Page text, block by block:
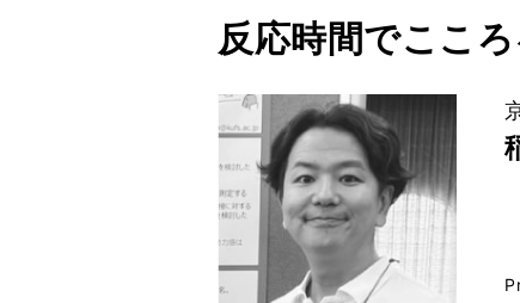
反応時間でここ